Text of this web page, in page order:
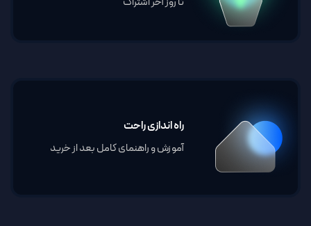
راه اندازی راحت
آموزش و راهنمای کامل بعد از خرید